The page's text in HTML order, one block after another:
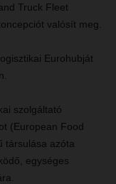
Truck Fleet
valósít meg.
Eurohubját
szolgáltató
(European Food
társulása azóta
egységes